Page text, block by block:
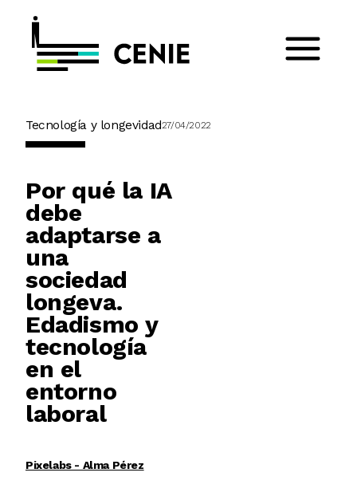
Tecnología y longevidad27/04/2022
Por qué la IA
debe
adaptarse a
una
sociedad
longeva.
Edadismo y
tecnología
en el
entorno
laboral
Pixelabs - Alma Pérez